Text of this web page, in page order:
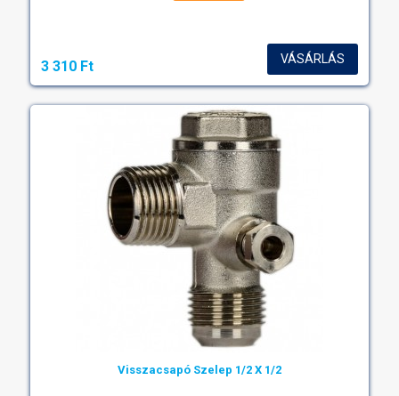
3 310 Ft‎ VÁSÁRLÁS
Visszacsapó Szelep 1/2 X 1/2